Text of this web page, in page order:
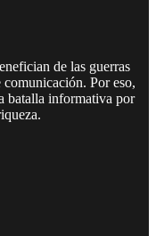
de las guerras
Por eso,
batalla informativa por